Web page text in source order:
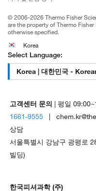
© 2006-2026 Thermo Fisher
are the property of Thermo
otherwise specified.
Korea
Select Language:
고객센터 문의 | 평일
1661-9555 |
상담
서울특별시 강남구 광평로
빌딩)
한국피셔과학 (주)